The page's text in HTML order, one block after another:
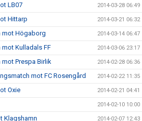
LB07 2014-03-28 06:49
Hittarp 2014-03-21 06:32
mot Högaborg 2014-03-14 06:47
Kulladals FF 2014-03-06 23:17
Prespa Birlik 2014-02-28 06:36
mot FC Rosengård 2014-02-22 11:35
Oxie 2014-02-21 04:41
2014-02-10 10:00
Klagshamn 2014-02-07 12:43